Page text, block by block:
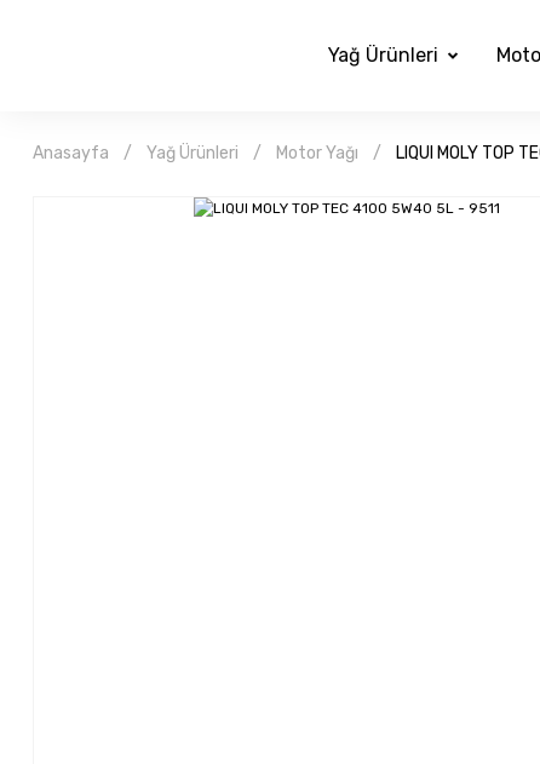
Yağ Ürünleri
Anasayfa Yağ Ürünleri Motor Yağı LIQUI MOLY TOP